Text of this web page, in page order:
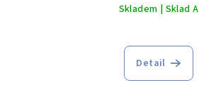
Skladem | Sklad A
Detail